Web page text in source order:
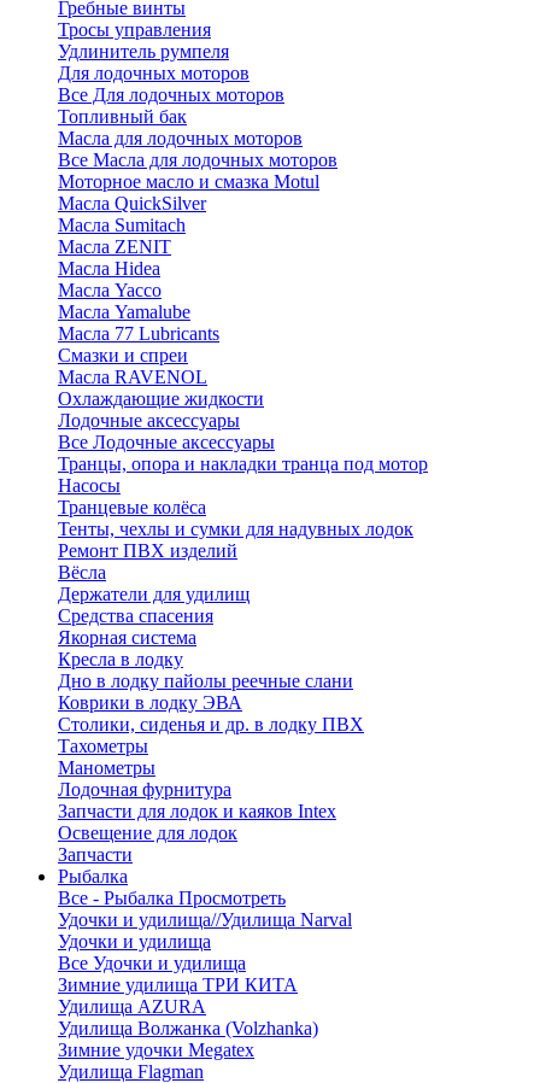
Гребные винты
Тросы управления
Удлинитель румпеля
Для лодочных моторов
Все Для лодочных моторов
Топливный бак
Масла для лодочных моторов
Все Масла для лодочных моторов
Моторное масло и смазка Motul
Масла QuickSilver
Масла Sumitach
Масла ZENIT
Масла Hidea
Масла Yacco
Масла Yamalube
Масла 77 Lubricants
Смазки и спреи
Масла RAVENOL
Охлаждающие жидкости
Лодочные аксессуары
Все Лодочные аксессуары
Транцы, опора и накладки транца под мотор
Насосы
Транцевые колёса
Тенты, чехлы и сумки для надувных лодок
Ремонт ПВХ изделий
Вёсла
Держатели для удилищ
Средства спасения
Якорная система
Кресла в лодку
Дно в лодку пайолы реечные слани
Коврики в лодку ЭВА
Столики, сиденья и др. в лодку ПВХ
Тахометры
Манометры
Лодочная фурнитура
Запчасти для лодок и каяков Intex
Освещение для лодок
Запчасти
Рыбалка
Все - Рыбалка Просмотреть
Удочки и удилища//Удилища Narval
Удочки и удилища
Все Удочки и удилища
Зимние удилища ТРИ КИТА
Удилища AZURA
Удилища Волжанка (Volzhanka)
Зимние удочки Megatex
Удилища Flagman